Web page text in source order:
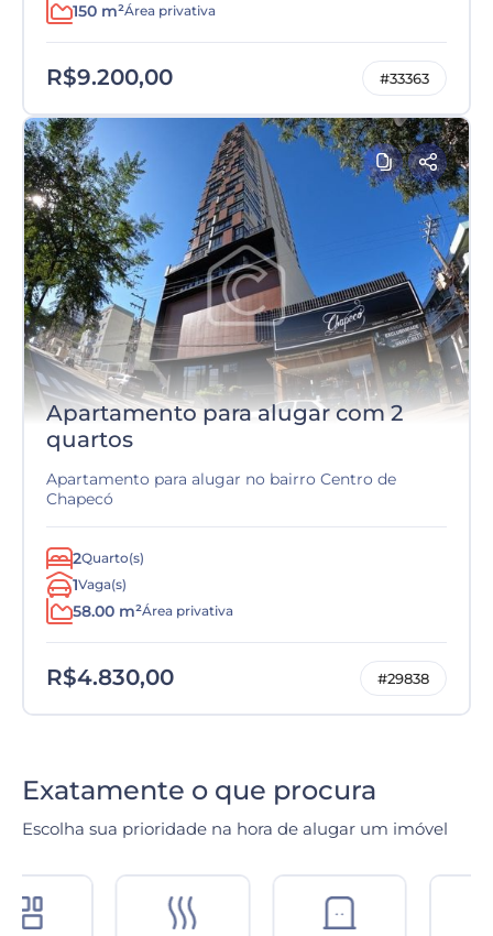
150 m²Área privativa
R$9.200,00 #33363
Apartamento para alugar com 2
quartos
Apartamento para alugar no bairro Centro de
Chapecó
2Quarto(s)
1Vaga(s)
58.00 m²Área privativa
R$4.830,00 #29838
Exatamente o que procura
Escolha sua prioridade na hora de alugar um imóvel